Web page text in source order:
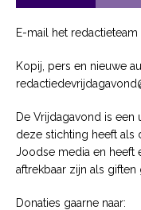
E-mail het
Kopij, pers en nieuwe
De Vrijdagavond is een
deze stichting heeft als
Joodse media en heeft
aftrekbaar zijn als giften
Donaties gaarne naar: